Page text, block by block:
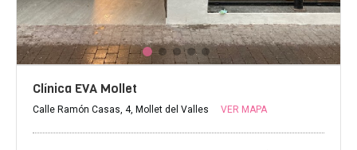
Clínica EVA Mollet
Calle Ramón Casas, 4, Mollet del Valles VER MAPA